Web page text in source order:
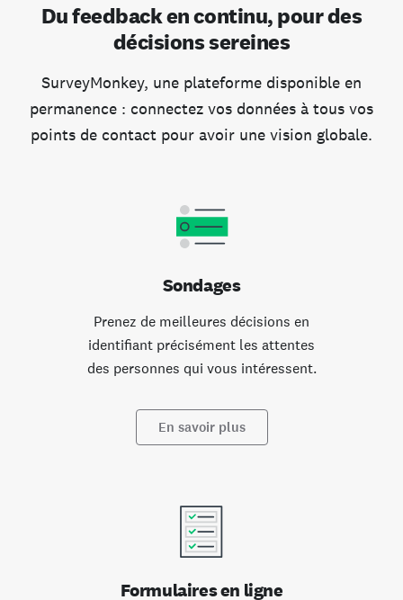
Du feedback en continu, pour des
décisions sereines
SurveyMonkey, une plateforme disponible en
permanence : connectez vos données à tous vos
points de contact pour avoir une vision globale.
Sondages
Prenez de meilleures décisions en
identifiant précisément les attentes
des personnes qui vous intéressent.
En savoir plus
Formulaires en ligne